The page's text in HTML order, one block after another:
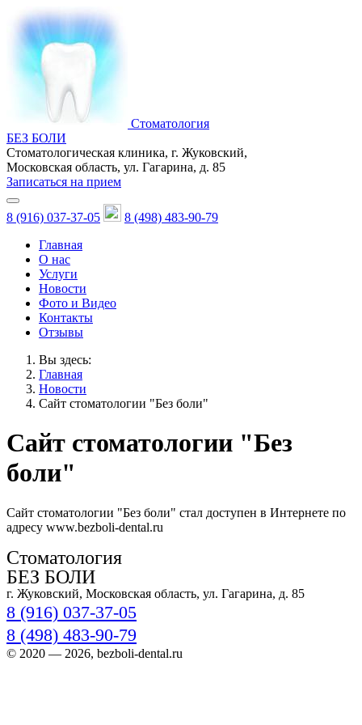
Стоматология
БЕЗ БОЛИ
Стоматологическая клиника, г. Жуковский,
Московская область, ул. Гагарина, д. 85
Записаться на прием
8 (916) 037-37-05
8 (498) 483-90-79
Главная
О нас
Услуги
Новости
Фото и Видео
Контакты
Отзывы
Вы здесь:
Главная
Новости
Сайт стоматологии "Без боли"
Сайт стоматологии "Без
боли"
Сайт стоматологии "Без боли" стал доступен в Интернете по
адресу www.bezboli-dental.ru
Стоматология
БЕЗ БОЛИ
г. Жуковский, Московская область, ул. Гагарина, д. 85
8 (916) 037-37-05
8 (498) 483-90-79
© 2020 — 2026, bezboli-dental.ru